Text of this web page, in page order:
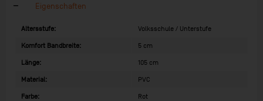
Eigenschaften
Altersstufe: Volksschule / Unterstufe
Komfort Bandbreite: 5 cm
Länge: 105 cm
Material: PVC
Farbe: Rot